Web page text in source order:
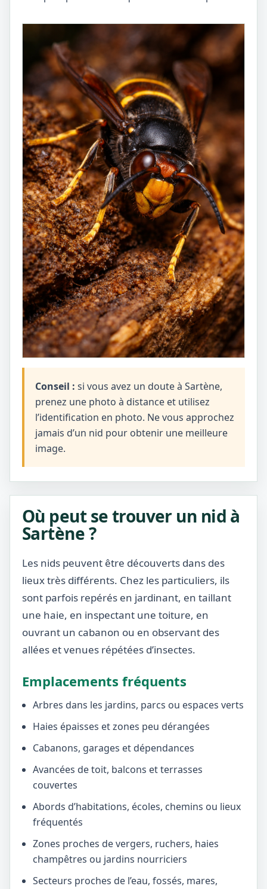
Conseil : si vous avez un doute à Sartène,
prenez une photo à distance et utilisez
l’identification en photo. Ne vous approchez
jamais d’un nid pour obtenir une meilleure
image.
Où peut se trouver un nid à
Sartène ?
Les nids peuvent être découverts dans des
lieux très différents. Chez les particuliers, ils
sont parfois repérés en jardinant, en taillant
une haie, en inspectant une toiture, en
ouvrant un cabanon ou en observant des
allées et venues répétées d’insectes.
Emplacements fréquents
Arbres dans les jardins, parcs ou espaces verts
Haies épaisses et zones peu dérangées
Cabanons, garages et dépendances
Avancées de toit, balcons et terrasses
couvertes
Abords d’habitations, écoles, chemins ou lieux
fréquentés
Zones proches de vergers, ruchers, haies
champêtres ou jardins nourriciers
Secteurs proches de l’eau, fossés, mares,